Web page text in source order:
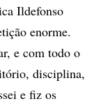
Ildefonso
enorme.
e com todo o
disciplina,
e fiz os